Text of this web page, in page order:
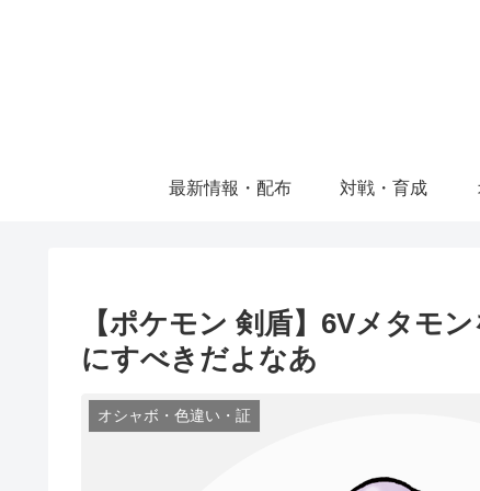
最新情報・配布 対戦・育成
【ポケモン 剣盾】6Vメタモ
にすべきだよなあ
オシャボ・色違い・証